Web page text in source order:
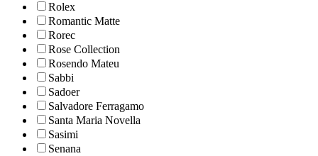
Rolex
Romantic Matte
Rorec
Rose Collection
Rosendo Mateu
Sabbi
Sadoer
Salvadore Ferragamo
Santa Maria Novella
Sasimi
Senana